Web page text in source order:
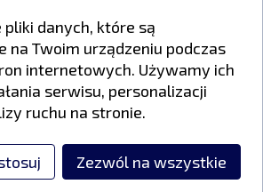
pigmenty odporne na
UV i warunki
miejscu, w
od 5°C do 25°C.
pliki danych, które są
na Twoim urządzeniu podczas
internetowych. Używamy ich
serwisu, personalizacji
ruchu na stronie.
Zezwól na wszystkie